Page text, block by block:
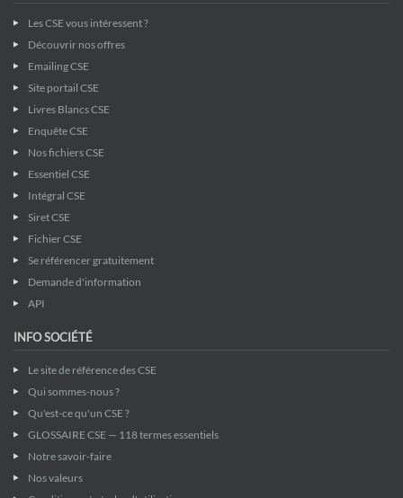
Les CSE vous intéressent ?
Découvrir nos offres
Emailing CSE
Site portail CSE
Livres Blancs CSE
Enquête CSE
Nos fichiers CSE
Essentiel CSE
Intégral CSE
Siret CSE
Fichier CSE
Se référencer gratuitement
Demande d'information
API
INFO SOCIÉTÉ
Le site de référence des CSE
Qui sommes-nous ?
Qu'est-ce qu'un CSE ?
GLOSSAIRE CSE — 118 termes essentiels
Notre savoir-faire
Nos valeurs